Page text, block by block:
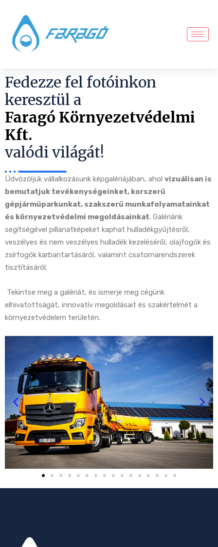
Fedezze fel fotóinkon
keresztül a
Faragó Környezetvédelmi
Kft.
valódi világát!
Üdvözöljük vállalkozásunk képgalériájában, ahol vizuálisan is
bemutatjuk tevékenységeinket, korszerű
gépjárműparkunkat, szakszerű munkafolyamatainkat
és környezetvédelmi megoldásainkat. Galériánk
segítségével pillanatképeket kaphat hulladékgyűjtésről,
veszélyes és nem veszélyes hulladék kezeléséről, olajfogók és
zsírfogók karbantartásáról, valamint csatornarendszerek
tisztításáról.
Tekintse meg a galériát, és ismerje meg cégünk
elhivatottságát, innovatív megoldásait és szakértelmét a
környezetvédelem területén.